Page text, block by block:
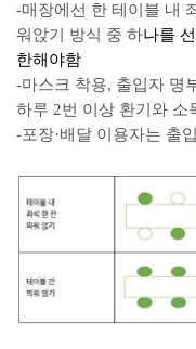
-매장에선 한 테이블 내
워앉기 방식 중 하나를
한해야함
-마스크 착용, 출입자 명
하루 2번 이상 환기와 소
-포장·배달 이용자는 출